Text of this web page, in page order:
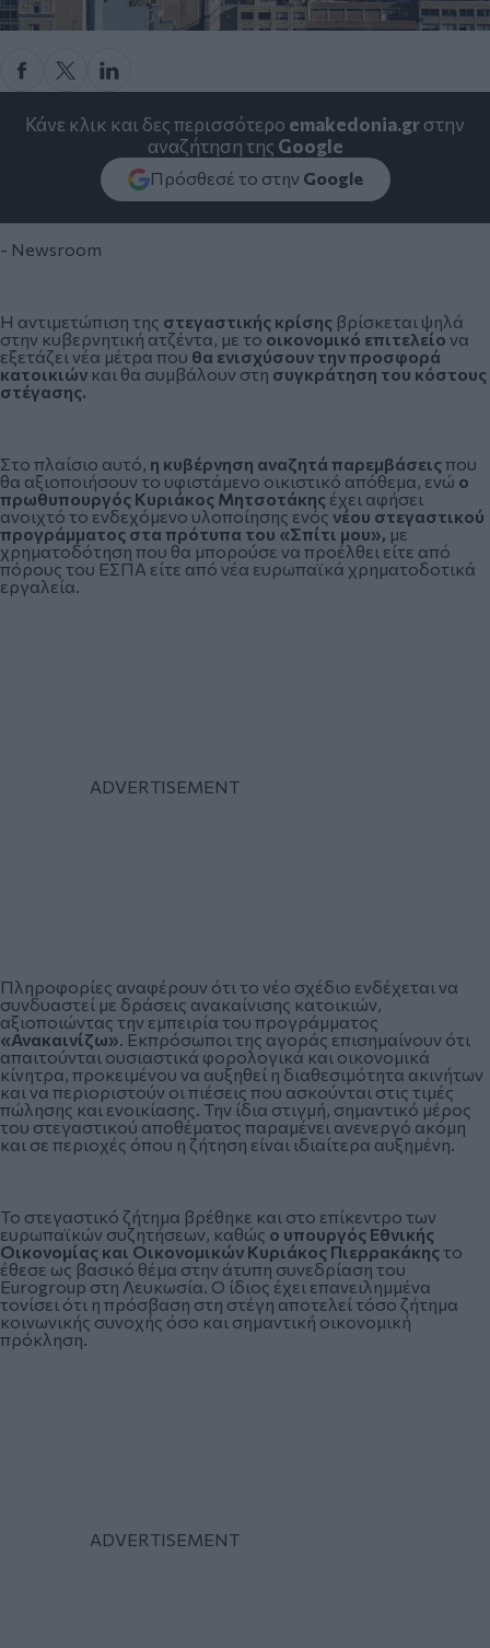
Κάνε κλικ και δες περισσότερο emakedonia.grστην
αναζήτηση της Google
Πρόσθεσέ το στην Google
- Newsroom
Η αντιμετώπιση της στεγαστικής κρίσης βρίσκεται ψηλά
στην κυβερνητική ατζέντα, με το οικονομικό επιτελείο να
εξετάζει νέα μέτρα που θα ενισχύσουν την προσφορά
κατοικιών και θα συμβάλουν στη συγκράτηση του κόστους
στέγασης.
Στο πλαίσιο αυτό, η κυβέρνηση αναζητά παρεμβάσειςπου
θα αξιοποιήσουν το υφιστάμενο οικιστικό απόθεμα, ενώ ο
πρωθυπουργός Κυριάκος Μητσοτάκης έχει αφήσει
ανοιχτό το ενδεχόμενο υλοποίησης ενός νέου στεγαστικού
προγράμματος στα πρότυπα του «Σπίτι μου», με
χρηματοδότηση που θα μπορούσε να προέλθει είτε από
πόρους του ΕΣΠΑ είτε από νέα ευρωπαϊκά χρηματοδοτικά
εργαλεία.
Πληροφορίες αναφέρουν ότι το νέο σχέδιο ενδέχεται να
συνδυαστεί με δράσεις ανακαίνισης κατοικιών,
αξιοποιώντας την εμπειρία του προγράμματος
«Ανακαινίζω». Εκπρόσωποι της αγοράς επισημαίνουν ότι
απαιτούνται ουσιαστικά φορολογικά και οικονομικά
κίνητρα, προκειμένου να αυξηθεί η διαθεσιμότητα ακινήτων
και να περιοριστούν οι πιέσεις που ασκούνται στις τιμές
πώλησης και ενοικίασης. Την ίδια στιγμή, σημαντικό μέρος
του στεγαστικού αποθέματος παραμένει ανενεργό ακόμη
και σε περιοχές όπου η ζήτηση είναι ιδιαίτερα αυξημένη.
Το στεγαστικό ζήτημα βρέθηκε και στο επίκεντρο των
ευρωπαϊκών συζητήσεων, καθώς ο υπουργός Εθνικής
Οικονομίας και Οικονομικών Κυριάκος Πιερρακάκηςτο
έθεσε ως βασικό θέμα στην άτυπη συνεδρίαση του
Eurogroup στη Λευκωσία. Ο ίδιος έχει επανειλημμένα
τονίσει ότι η πρόσβαση στη στέγη αποτελεί τόσο ζήτημα
κοινωνικής συνοχής όσο και σημαντική οικονομική
πρόκληση.